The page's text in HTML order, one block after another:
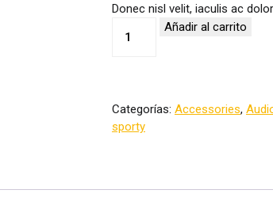
$78.00.$49.00.
Donec nisl velit, iaculis ac
pulvinar
Añadir al carrito
Categorías: Accessories,
sporty